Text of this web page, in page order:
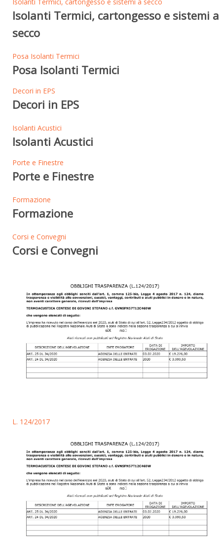
Isolanti Termici, cartongesso e sistemi a
secco
Posa Isolanti Termici
Posa Isolanti Termici
Decori in EPS
Decori in EPS
Isolanti Acustici
Isolanti Acustici
Porte e Finestre
Porte e Finestre
Formazione
Formazione
Corsi e Convegni
Corsi e Convegni
L. 124/2017